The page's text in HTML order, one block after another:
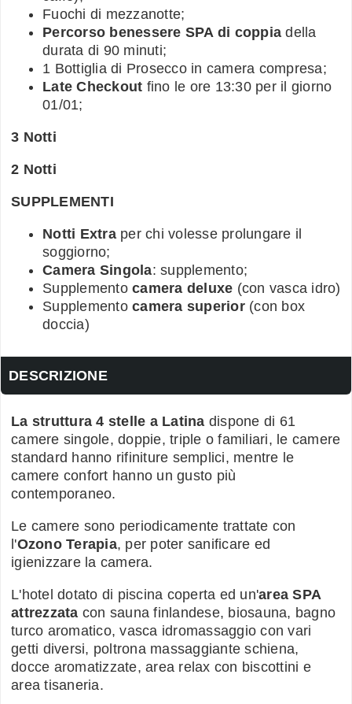
Fuochi di mezzanotte;
Percorso benessere SPA di coppia della
durata di 90 minuti;
1 Bottiglia di Prosecco in camera compresa;
Late Checkout fino le ore 13:30 per il giorno
01/01;
3 Notti
2 Notti
SUPPLEMENTI
Notti Extraper chi volesse prolungare il
soggiorno;
Camera Singola: supplemento;
Supplemento camera deluxe (con vasca idro)
Supplemento camera superior(con box
doccia)
DESCRIZIONE
La struttura 4 stelle a Latina dispone di 61
camere singole, doppie, triple o familiari, le camere
standard hanno rifiniture semplici, mentre le
camere confort hanno un gusto più
contemporaneo.
Le camere sono periodicamente trattate con
l'Ozono Terapia, per poter sanificare ed
igienizzare la camera.
L'hotel dotato di piscina coperta ed un'area SPA
attrezzata con sauna finlandese, biosauna, bagno
turco aromatico, vasca idromassaggio con vari
getti diversi, poltrona massaggiante schiena,
docce aromatizzate, area relax con biscottini e
area tisaneria.